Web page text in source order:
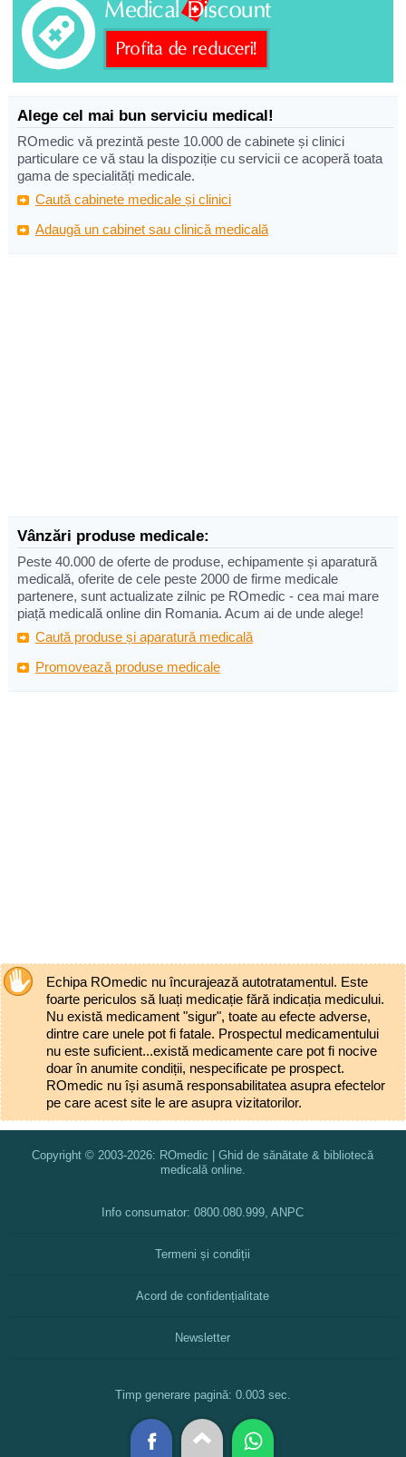
Alege cel mai bun serviciu medical!
ROmedic vă prezintă peste 10.000 de cabinete și clinici
particulare ce vă stau la dispoziție cu servicii ce acoperă toata
gama de specialități medicale.
Caută cabinete medicale și clinici
Adaugă un cabinet sau clinică medicală
Vânzări produse medicale:
Peste 40.000 de oferte de produse, echipamente și aparatură
medicală, oferite de cele peste 2000 de firme medicale
partenere, sunt actualizate zilnic pe ROmedic - cea mai mare
piață medicală online din Romania. Acum ai de unde alege!
Caută produse și aparatură medicală
Promovează produse medicale
Echipa ROmedic nu încurajează autotratamentul. Este
foarte periculos să luați medicație fără indicația medicului.
Nu există medicament "sigur", toate au efecte adverse,
dintre care unele pot fi fatale. Prospectul medicamentului
nu este suficient...există medicamente care pot fi nocive
doar în anumite condiții, nespecificate pe prospect.
ROmedic nu își asumă responsabilitatea asupra efectelor
pe care acest site le are asupra vizitatorilor.
Copyright © 2003-2026: ROmedic | Ghid de sănătate & bibliotecă
medicală online.
Info consumator: 0800.080.999, ANPC
Termeni și condiții
Acord de confidențialitate
Newsletter
Timp generare pagină: 0.003 sec.